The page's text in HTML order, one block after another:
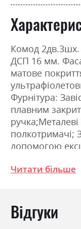
Комод
ДСП 16 мм.
матове
Фурнітура:
плавним
ручка;Металеві
полкотримачі;
допомогою
Глибина 38.0см
Колір (Фасад):
Читати більше
Відгуки